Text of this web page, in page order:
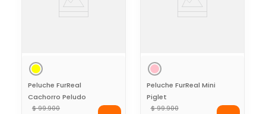
Peluche FurReal
Cachorro Peludo
$ 99.900
Peluche FurReal Mini
Piglet
$ 99.900